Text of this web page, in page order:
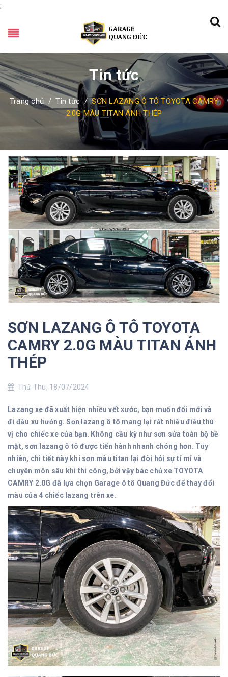
;
Tin tức
Trang chủ / Tin tức / SƠN LAZANG Ô TÔ TOYOTA CAMRY
2.0G MÀU TITAN ÁNH THÉP
SƠN LAZANG Ô TÔ TOYOTA
CAMRY 2.0G MÀU TITAN ÁNH
THÉP
Thứ Thu, 18/07/2024
Lazang xe đã xuất hiện nhiều vết xước, bạn muốn đổi mới và
đi đầu xu hướng. Sơn lazang ô tô mang lại rất nhiều điều thú
vị cho chiếc xe của bạn. Không cầu kỳ như sơn sửa toàn bộ bề
mặt, sơn lazang ô tô được tiến hành nhanh chóng hơn. Tuy
nhiên, chi tiết này khi sơn màu titan lại đòi hỏi sự tỉ mỉ và
chuyên môn sâu khi thi công, bởi vậy bác chủ xe TOYOTA
CAMRY 2.0G đã lựa chọn Garage ô tô Quang Đức để thay đổi
màu của 4 chiếc lazang trên xe.